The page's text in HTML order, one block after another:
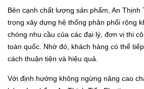
Bên cạnh chất lượng sản phẩm, An Thịnh
trọng xây dựng hệ thống phân phối rộng
chóng nhu cầu của các đại lý, đơn vị thi
toàn quốc. Nhờ đó, khách hàng có thể
cách thuận tiện và hiệu quả.
Với định hướng không ngừng nâng cao